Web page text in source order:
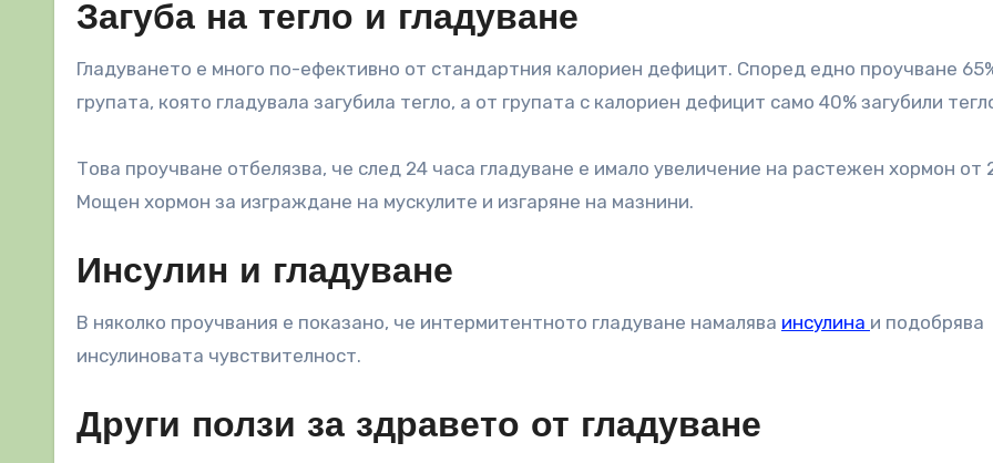
Загуба на тегло и гладуване
Гладуването е много по-ефективно от стандартния калориен дефицит. Според едно проучване
групата, която гладувала загубила тегло, а от групата с калориен дефицит само 40% загубили
Това проучване отбелязва, че след 24 часа гладуване е имало увеличение на растежен хормон от
Мощен хормон за изграждане на мускулите и изгаряне на мазнини.
Инсулин и гладуване
В няколко проучвания е показано, че интермитентното гладуване намалява инсулина и подобрява
инсулиновата чувствителност.
Други ползи за здравето от гладуване